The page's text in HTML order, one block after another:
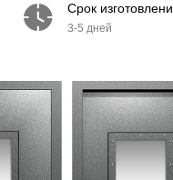
С ручкой-
Срок
3-5 дней